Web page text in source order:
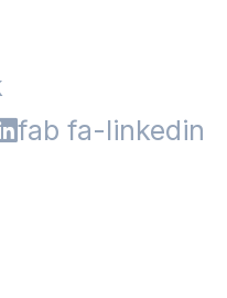
fab fa-linkedin